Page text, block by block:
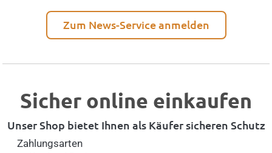
Zum News-Service anmelden
Sicher online einkaufen
Unser Shop bietet Ihnen als Käufer sicheren Schutz
Zahlungsarten